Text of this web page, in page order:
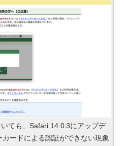
ても、Safari 14.0.3にアップデ
ードによる認証ができない現象